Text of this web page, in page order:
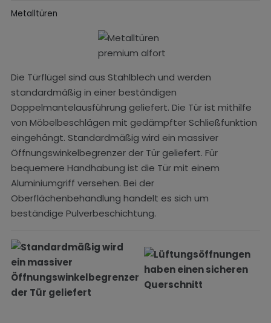
Metalltüren
Die Türflügel sind aus Stahlblech und werden
standardmäßig in einer beständigen
Doppelmantelausführung geliefert. Die Tür ist mithilfe
von Möbelbeschlägen mit gedämpfter Schließfunktion
eingehängt. Standardmäßig wird ein massiver
Öffnungswinkelbegrenzer der Tür geliefert. Für
bequemere Handhabung ist die Tür mit einem
Aluminiumgriff versehen. Bei der
Oberflächenbehandlung handelt es sich um
beständige Pulverbeschichtung.